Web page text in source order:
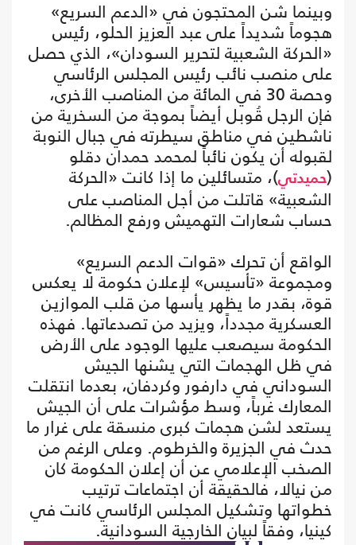
وبينما شن المحتجون في «الدعم السريع»
هجوماً شديداً على عبد العزيز الحلو، رئيس
«الحركة الشعبية لتحرير السودان»، الذي حصل
على منصب نائب رئيس المجلس الرئاسي
وحصة 30 في المائة من المناصب الأخرى،
فإن الرجل قُوبل أيضاً بموجة من السخرية من
ناشطين في مناطق سيطرته في جبال النوبة
لقبوله أن يكون نائباً لمحمد حمدان دقلو
(حميدتي)، متسائلين ما إذا كانت «الحركة
الشعبية» قاتلت من أجل المناصب على
حساب شعارات التهميش ورفع المظالم.
الواقع أن تحرك «قوات الدعم السريع»
ومجموعة «تأسيس» لإعلان حكومة لا يعكس
قوة، بقدر ما يظهر يأسها من قلب الموازين
العسكرية مجدداً، ويزيد من تصدعاتها. فهذه
الحكومة سيصعب عليها الوجود على الأرض
في ظل الهجمات التي يشنها الجيش
السوداني في دارفور وكردفان، بعدما انتقلت
المعارك غرباً، وسط مؤشرات على أن الجيش
يستعد لشن هجمات كبرى منسقة على غرار ما
حدث في الجزيرة والخرطوم. وعلى الرغم من
الصخب الإعلامي عن أن إعلان الحكومة كان
من نيالا، فالحقيقة أن اجتماعات ترتيب
خطواتها وتشكيل المجلس الرئاسي كانت في
كينيا، وفقاً لبيان الخارجية السودانية.